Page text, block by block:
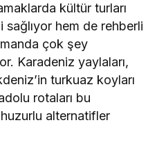
kültür turları
hem de rehberli
çok şey
Karadeniz yaylaları,
turkuaz koyları
rotaları bu
alternatifler